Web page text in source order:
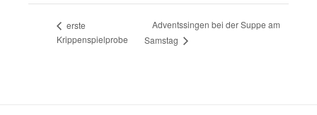
erste
Krippenspielprobe
Adventssingen bei der Suppe am
Samstag